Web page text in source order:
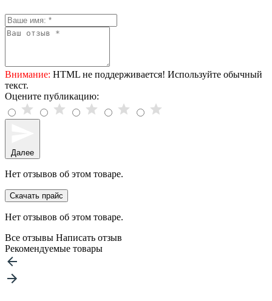
Внимание: HTML не поддерживается! Используйте обычный
текст.
Оцените публикацию:
Далее
Нет отзывов об этом товаре.
Скачать прайс
Нет отзывов об этом товаре.
Все отзывы Написать отзыв
Рекомендуемые товары